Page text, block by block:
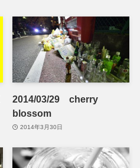
2014/03/29 cherry
blossom
2014年3月30日